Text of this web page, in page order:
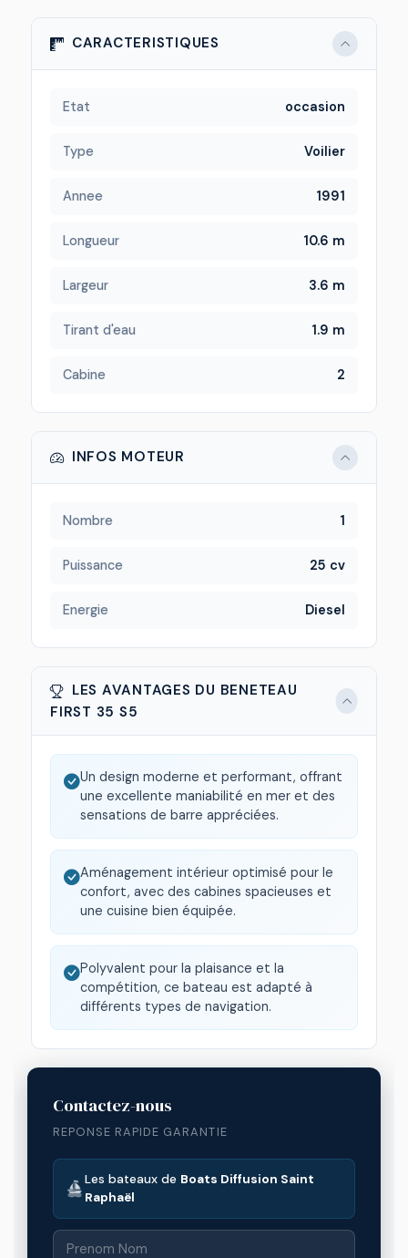
CARACTERISTIQUES
Etat occasion
Type Voilier
Annee 1991
Longueur 10.6 m
Largeur 3.6 m
Tirant d'eau 1.9 m
Cabine 2
INFOS MOTEUR
Nombre 1
Puissance 25 cv
Energie Diesel
LES AVANTAGES DU BENETEAU
FIRST 35 S5
Un design moderne et performant, offrant
une excellente maniabilité en mer et des
sensations de barre appréciées.
Aménagement intérieur optimisé pour le
confort, avec des cabines spacieuses et
une cuisine bien équipée.
Polyvalent pour la plaisance et la
compétition, ce bateau est adapté à
différents types de navigation.
Contactez-nous
REPONSE RAPIDE GARANTIE
Les bateaux de Boats Diffusion Saint
Raphaël